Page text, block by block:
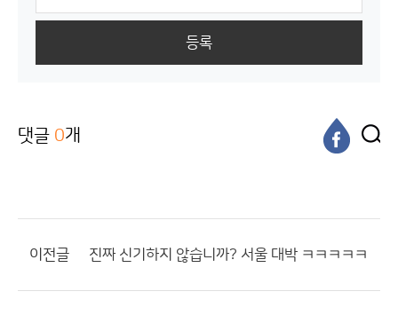
등록
댓글 0개
이전글 진짜 신기하지 않습니까? 서울 대박 ㅋㅋㅋㅋㅋ